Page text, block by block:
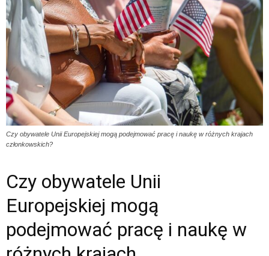
Czy obywatele Unii Europejskiej mogą podejmować pracę i naukę w różnych krajach
członkowskich?
Czy obywatele Unii
Europejskiej mogą
podejmować pracę i naukę w